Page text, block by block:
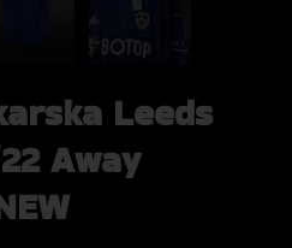
Leeds
Away